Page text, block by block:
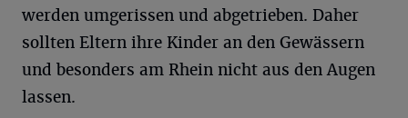
werden umgerissen und abgetrieben. Daher
sollten Eltern ihre Kinder an den Gewässern
und besonders am Rhein nicht aus den Augen
lassen.